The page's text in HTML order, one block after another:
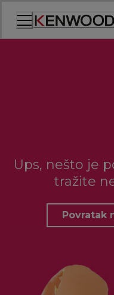
Ups, nešto je
tražite
Povratak